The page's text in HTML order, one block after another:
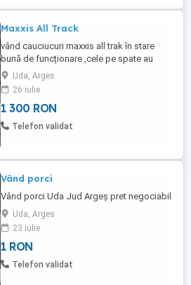
Maxxis All Track
vând cauciucuri maxxis all trak în stare
bună de funcționare ,cele pe spate au
câte un petec vulcanizare la cald 1300
Uda, Arges
26 iulie
1 300 RON
Telefon validat
Vând porci
Vând porci Uda Jud Argeș pret negociabil
Uda, Arges
23 iulie
1 RON
Telefon validat